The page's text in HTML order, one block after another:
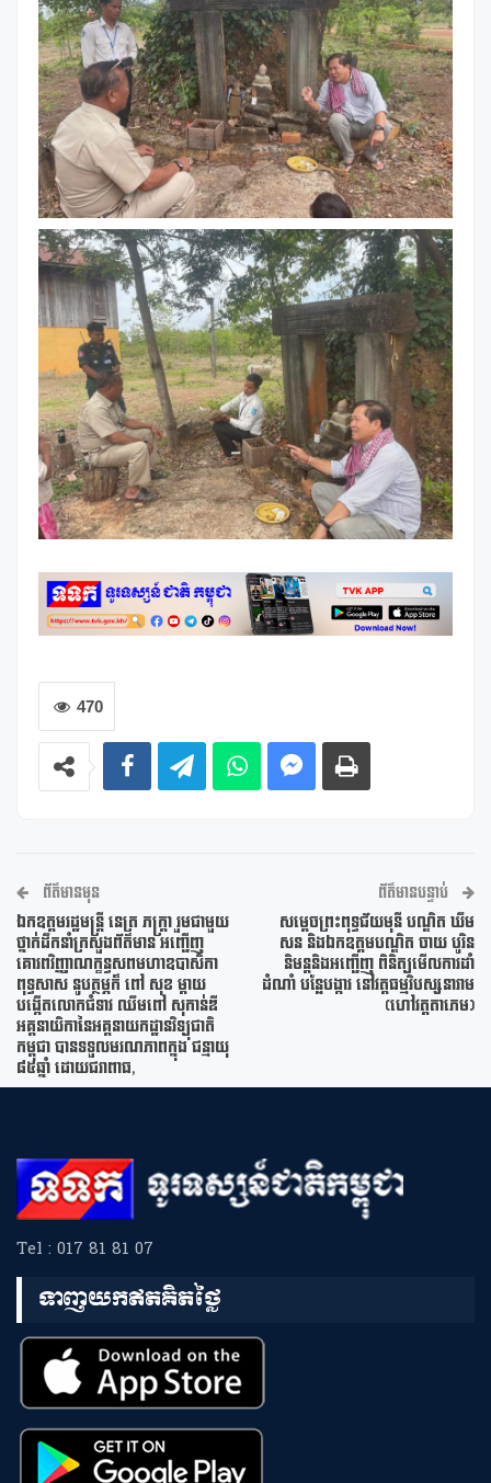
470
ព័ត៌មានមុន
ឯកឧត្តមរដ្ឋមន្ត្រី នេត្រ ភក្ត្រា រួមជាមួយ
ថ្នាក់ដឹកនាំក្រសួងព័ត៌មាន អញ្ជើញ
គោរពវិញ្ញាណក្ខន្ធសពមហាឧបាសិកា
ពុទ្ធសាស នូបត្ថម្ភក៏ ពៅ សុខ ម្តាយ
បង្កើតលោកជំទាវ ឈឹមពៅ សុកាន់ឌី
អគ្គនាយិកានៃអគ្គនាយកដ្ឋានវិទ្យុជាតិ
កម្ពុជា បានទទួលមរណភាពក្នុង ជន្មាយុ
៨៥ឆ្នាំ ដោយជរាពាធ,
ព័ត៌មានបន្ទាប់
សម្តេចព្រះពុទ្ធជ័យមុនី បណ្ឌិត ឃឹម
សន និងឯកឧត្តមបណ្ឌិត ចាយ បូរិន
និមន្តនិងអញ្ជើញ ពិនិត្យមើលការដាំ
ដំណាំ បន្លែបង្ការ នៅវត្តធម្មវិបស្សនារាម
(ហៅវត្តតាភេម)
Tel : 017 81 81 07
ទាញយកឥតគិតថ្លៃ